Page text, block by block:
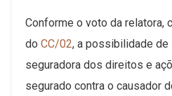
Conforme o voto da relatora,
do CC/02, a possibilidade de
seguradora dos direitos e
segurado contra o causador